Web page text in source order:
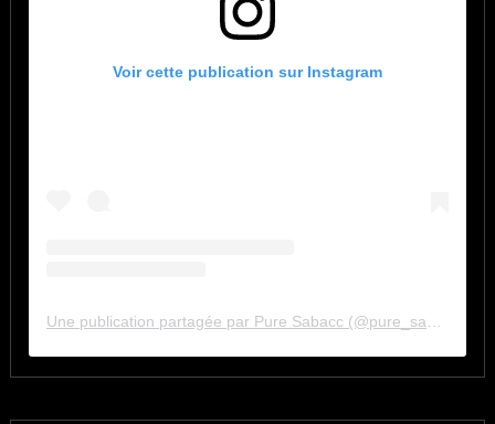
Voir cette publication sur Instagram